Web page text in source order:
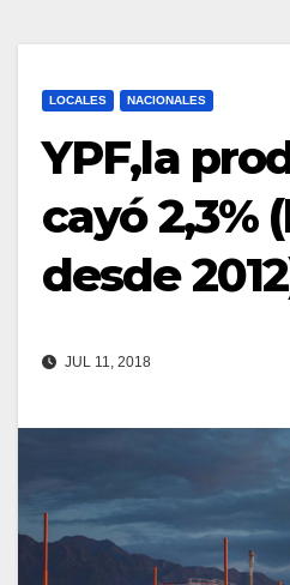
LOCALES NACIONALES
YPF,la
cayó 2,3%
desde
JUL 11, 2018